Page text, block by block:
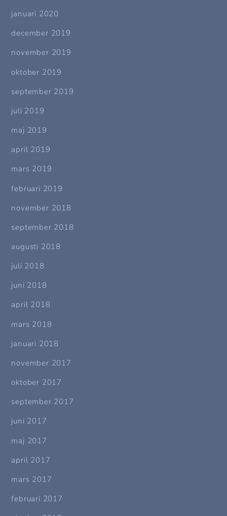
januari 2020
december 2019
november 2019
oktober 2019
september 2019
juli 2019
maj 2019
april 2019
mars 2019
februari 2019
november 2018
september 2018
augusti 2018
juli 2018
juni 2018
april 2018
mars 2018
januari 2018
november 2017
oktober 2017
september 2017
juni 2017
maj 2017
april 2017
mars 2017
februari 2017